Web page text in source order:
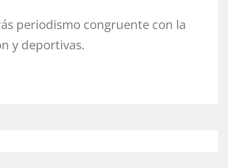
periodismo congruente con la
y deportivas.